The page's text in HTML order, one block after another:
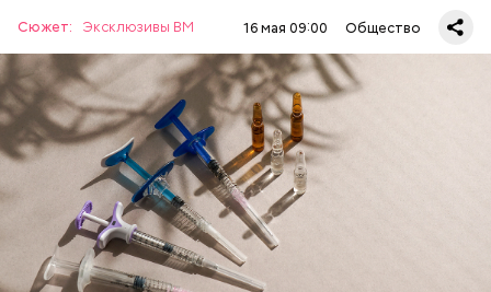
Сюжет: Эксклюзивы ВМ 16 мая 09:00 Общество
Кабачок — 1 шт.
Филе куриной грудки — 110 гр.
Помидоры черри — 5 шт.
Базилик зеленый — 1 веточка.
Оливковое масло — 15 мл.
Чеснок — 3 зубчика.
Сметана — 1 ст. ложка.
Соль и перец — по вкусу.
Окрашивание яиц занимает особое место в
подготовке к Пасхе и имеет глубокий
символический смысл. Как появилась эта традиция
что означаютразные цвета пасхальных яиц — в
материале «Вечерней Москвы».